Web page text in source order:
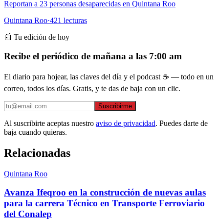
Reportan a 23 personas desaparecidas en Quintana Roo
Quintana Roo·421 lecturas
📰 Tu edición de hoy
Recibe el periódico de mañana a las 7:00 am
El diario para hojear, las claves del día y el podcast ☕ — todo en un
correo, todos los días. Gratis, y te das de baja con un clic.
Suscribirme
Al suscribirte aceptas nuestro aviso de privacidad. Puedes darte de
baja cuando quieras.
Relacionadas
Quintana Roo
Avanza Ifeqroo en la construcción de nuevas aulas
para la carrera Técnico en Transporte Ferroviario
del Conalep